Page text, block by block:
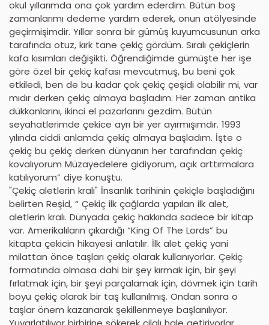
okul yıllarımda ona çok yardım ederdim. Bütün boş
zamanlarımı dedeme yardım ederek, onun atölyesinde
geçirmişimdir. Yıllar sonra bir gümüş kuyumcusunun arka
tarafında otuz, kırk tane çekiç gördüm. Sıralı çekiçlerin
kafa kısımları değişikti. Öğrendiğimde gümüşte her işe
göre özel bir çekiç kafası mevcutmuş, bu beni çok
etkiledi, ben de bu kadar çok çekiç çeşidi olabilir mi, var
mıdır derken çekiç almaya başladım. Her zaman antika
dükkanlarını, ikinci el pazarlarını gezdim. Bütün
seyahatlerimde çekice ayrı bir yer ayırmışımdır. 1993
yılında ciddi anlamda çekiç almaya başladım. İşte o
çekiç bu çekiç derken dünyanın her tarafından çekiç
kovalıyorum Müzayedelere gidiyorum, açık arttırmalara
katılıyorum” diye konuştu.
"Çekiç aletlerin kralı" İnsanlık tarihinin çekiçle başladığını
belirten Reşid, “ Çekiç ilk çağlarda yapılan ilk alet,
aletlerin kralı. Dünyada çekiç hakkında sadece bir kitap
var. Amerikalıların çıkardığı “King Of The Lords” bu
kitapta çekicin hikayesi anlatılır. İlk alet çekiç yani
milattan önce taşları çekiç olarak kullanıyorlar. Çekiç
formatında olmasa dahi bir şey kırmak için, bir şeyi
fırlatmak için, bir şeyi parçalamak için, dövmek için tarih
boyu çekiç olarak bir taş kullanılmış. Ondan sonra o
taşlar önem kazanarak şekillenmeye başlanılıyor.